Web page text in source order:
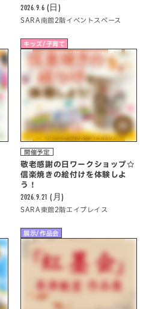
2026.9.6 (日)
SARA南館2階イベントスペース
キッズ/子育て
開催予定
敬老感謝の日ワークショップ☆
信楽焼きの絵付けを体験しよ
う！
2026.9.21 (月)
SARA東館2階エイプレイス
展示/作品会